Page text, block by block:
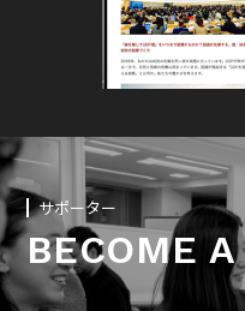
サポーター
BECOME